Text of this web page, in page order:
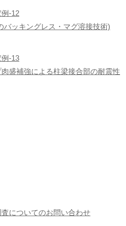
-12
バッキングレス・マグ溶接技術)
-13
肉盛補強による柱梁接合部の耐震性
についてのお問い合わせ